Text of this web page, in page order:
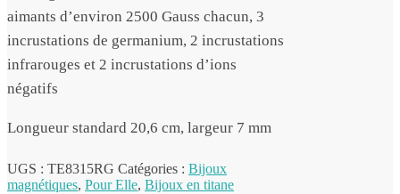
aimants d’environ 2500 Gauss chacun, 3
incrustations de germanium, 2 incrustations
infrarouges et 2 incrustations d’ions
négatifs
Longueur standard 20,6 cm, largeur 7 mm
UGS : TE8315RG Catégories : Bijoux
magnétiques, Pour Elle, Bijoux en titane